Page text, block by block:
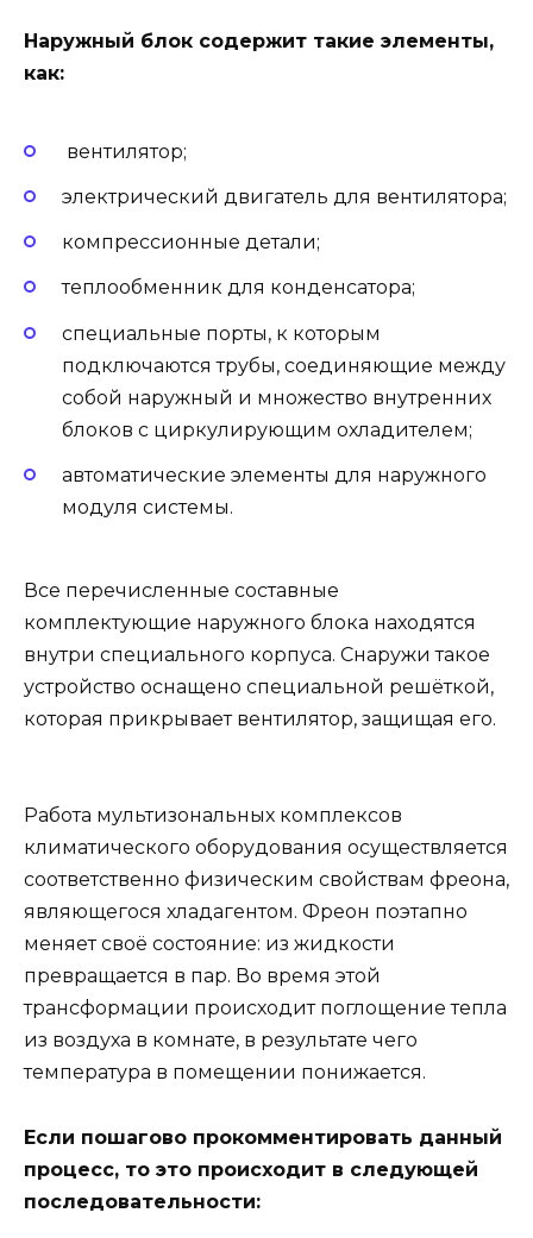
Наружный блок содержит такие элементы,
как:
вентилятор;
электрический двигатель для вентилятора;
компрессионные детали;
теплообменник для конденсатора;
специальные порты, к которым
подключаются трубы, соединяющие между
собой наружный и множество внутренних
блоков с циркулирующим охладителем;
автоматические элементы для наружного
модуля системы.
Все перечисленные составные
комплектующие наружного блока находятся
внутри специального корпуса. Снаружи такое
устройство оснащено специальной решёткой,
которая прикрывает вентилятор, защищая его.
Работа мультизональных комплексов
климатического оборудования осуществляется
соответственно физическим свойствам фреона,
являющегося хладагентом. Фреон поэтапно
меняет своё состояние: из жидкости
превращается в пар. Во время этой
трансформации происходит поглощение тепла
из воздуха в комнате, в результате чего
температура в помещении понижается.
Если пошагово прокомментировать данный
процесс, то это происходит в следующей
последовательности: